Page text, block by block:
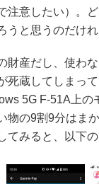
注意したい）。
うと思うのだけれ
産だし、使わ
死蔵してしまっ
5G F-51A上
物の9割9分はま
てみると、以下の